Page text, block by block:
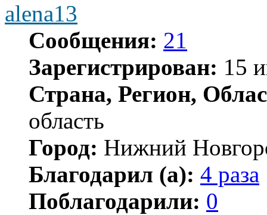
alena13
Сообщения: 21
Зарегистрирован: 15
Страна, Регион,
область
Город: Нижний
Благодарил (а): 4 раза
Поблагодарили: 0